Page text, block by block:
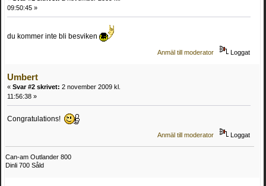
09:50:45 »
du kommer inte bli besviken
Anmäl till moderator Loggat
Umbert
« Svar #2 skrivet: 2 november 2009 kl.
11:56:38 »
Congratulations!
Anmäl till moderator Loggat
Can-am Outlander 800
Dinli 700 Såld